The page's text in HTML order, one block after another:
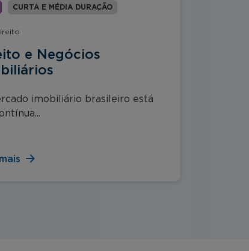
CURTA E MÉDIA DURAÇÃO
e Negócios
imobiliário brasileiro está